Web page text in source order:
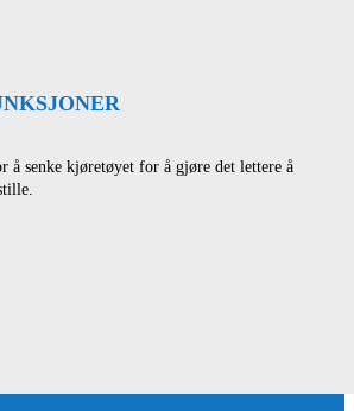
å senke kjøretøyet for å gjøre det lettere å